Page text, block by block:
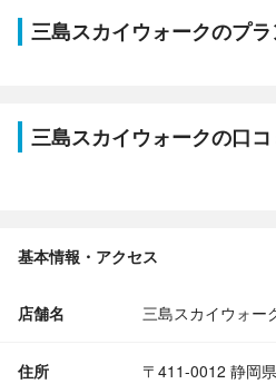
三島スカイウォークのプ
三島スカイウォークの口コ
基本情報・アクセス
店舗名 三島スカイウォー
住所 〒411-0012 静岡